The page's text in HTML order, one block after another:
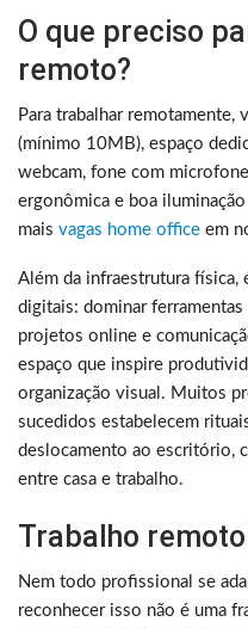
O que preciso
remoto?
Para trabalhar remotamente,
(mínimo 10MB), espaço
webcam, fone com
ergonômica e boa
mais vagas home office em
Além da infraestrutura física,
digitais: dominar
projetos online e
espaço que inspire
organização visual. Muitos
sucedidos estabelecem
deslocamento ao escritório,
entre casa e trabalho.
Trabalho
Nem todo profissional se
reconhecer isso não é uma